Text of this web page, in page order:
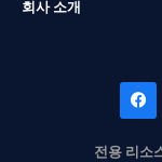
회사 소개
전용 리소